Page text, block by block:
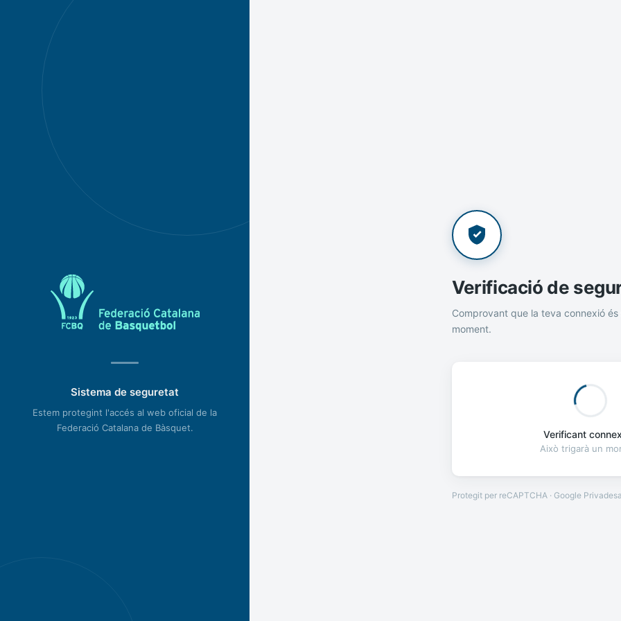
Sistema de seguretat
Estem protegint l'accés al web oficial de la
Federació Catalana de Bàsquet.
Verificació de
Comprovant que la teva connexió és
moment.
Verificant
Això trigarà un
Protegit per reCAPTCHA · Google Privadesa